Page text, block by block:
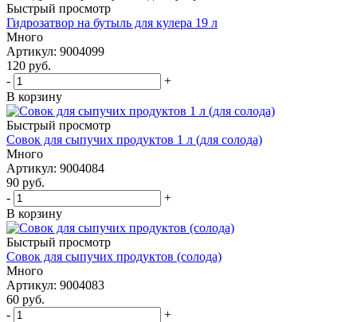
Быстрый просмотр
Гидрозатвор на бутыль для кулера 19 л
Много
Артикул: 9004099
120 руб.
-
+
В корзину
Быстрый просмотр
Совок для сыпучих продуктов 1 л (для солода)
Много
Артикул: 9004084
90 руб.
-
+
В корзину
Быстрый просмотр
Совок для сыпучих продуктов (солода)
Много
Артикул: 9004083
60 руб.
-
+